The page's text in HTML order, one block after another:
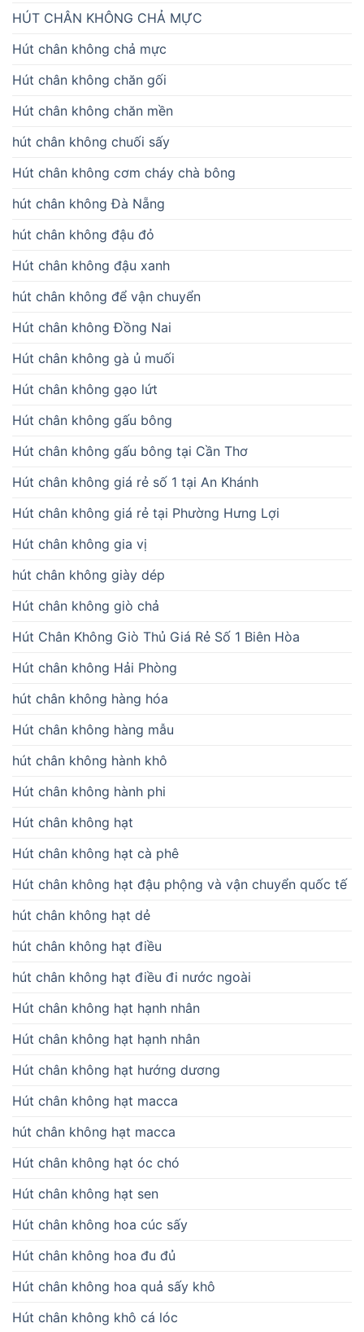
HÚT CHÂN KHÔNG CHẢ MỰC
Hút chân không chả mực
Hút chân không chăn gối
Hút chân không chăn mền
hút chân không chuối sấy
Hút chân không cơm cháy chà bông
hút chân không Đà Nẵng
hút chân không đậu đỏ
Hút chân không đậu xanh
hút chân không để vận chuyển
Hút chân không Đồng Nai
Hút chân không gà ủ muối
Hút chân không gạo lứt
Hút chân không gấu bông
Hút chân không gấu bông tại Cần Thơ
Hút chân không giá rẻ số 1 tại An Khánh
Hút chân không giá rẻ tại Phường Hưng Lợi
Hút chân không gia vị
hút chân không giày dép
Hút chân không giò chả
Hút Chân Không Giò Thủ Giá Rẻ Số 1 Biên Hòa
Hút chân không Hải Phòng
hút chân không hàng hóa
Hút chân không hàng mẫu
hút chân không hành khô
Hút chân không hành phi
Hút chân không hạt
Hút chân không hạt cà phê
Hút chân không hạt đậu phộng và vận chuyển quốc tế
hút chân không hạt dẻ
hút chân không hạt điều
hút chân không hạt điều đi nước ngoài
Hút chân không hạt hạnh nhân
Hút chân không hạt hạnh nhân
Hút chân không hạt hướng dương
Hút chân không hạt macca
hút chân không hạt macca
Hút chân không hạt óc chó
Hút chân không hạt sen
Hút chân không hoa cúc sấy
Hút chân không hoa đu đủ
Hút chân không hoa quả sấy khô
Hút chân không khô cá lóc